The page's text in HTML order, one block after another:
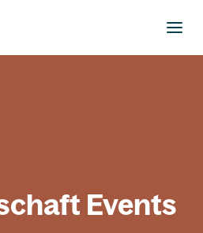
Events